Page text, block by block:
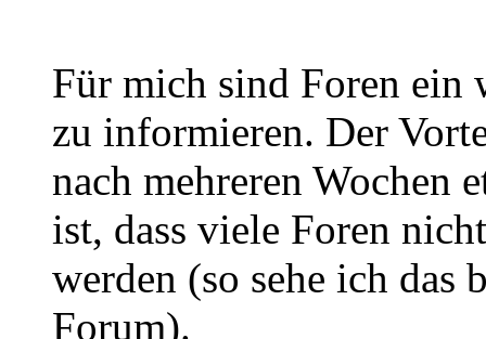
Für mich sind Foren
zu informieren. Der
nach mehreren Wochen
ist, dass viele Foren
werden (so sehe ich das
Forum).